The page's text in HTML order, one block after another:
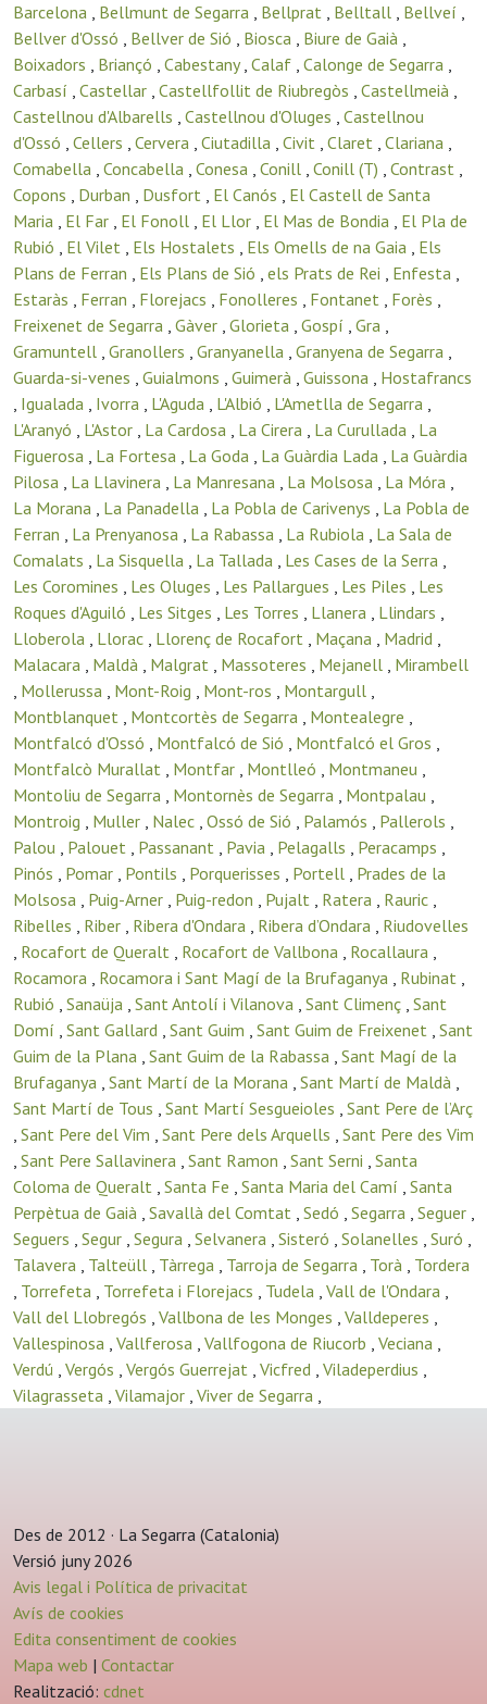
Barcelona , Bellmunt de Segarra , Bellprat , Belltall , Bellveí ,
Bellver d'Ossó , Bellver de Sió , Biosca , Biure de Gaià ,
Boixadors , Briançó , Cabestany, Calaf , Calonge de Segarra ,
Carbasí , Castellar , Castellfollit de Riubregòs , Castellmeià ,
Castellnou d'Albarells , Castellnou d'Oluges , Castellnou
d'Ossó , Cellers , Cervera , Ciutadilla , Civit , Claret , Clariana ,
Comabella , Concabella , Conesa , Conill , Conill (T) , Contrast ,
Copons , Durban , Dusfort , El Canós , El Castell de Santa
Maria , El Far , El Fonoll , El Llor , El Mas de Bondia , El Pla de
Rubió , El Vilet , Els Hostalets , Els Omells de na Gaia , Els
Plans de Ferran , Els Plans de Sió , els Prats de Rei , Enfesta ,
Estaràs , Ferran , Florejacs , Fonolleres , Fontanet , Forès ,
Freixenet de Segarra , Gàver , Glorieta , Gospí , Gra ,
Gramuntell , Granollers , Granyanella , Granyena de Segarra ,
Guarda-si-venes , Guialmons , Guimerà , Guissona , Hostafrancs
, Igualada , Ivorra , L'Aguda , L'Albió , L'Ametlla de Segarra ,
L'Aranyó , L'Astor , La Cardosa , La Cirera , La Curullada , La
Figuerosa , La Fortesa , La Goda , La Guàrdia Lada , La Guàrdia
Pilosa , La Llavinera , La Manresana , La Molsosa , La Móra ,
La Morana , La Panadella , La Pobla de Carivenys , La Pobla de
Ferran , La Prenyanosa , La Rabassa , La Rubiola , La Sala de
Comalats , La Sisquella , La Tallada , Les Cases de la Serra ,
Les Coromines , Les Oluges , Les Pallargues , Les Piles , Les
Roques d'Aguiló , Les Sitges , Les Torres , Llanera , Llindars ,
Lloberola , Llorac , Llorenç de Rocafort , Maçana , Madrid ,
Malacara , Maldà , Malgrat , Massoteres , Mejanell , Mirambell
, Mollerussa , Mont-Roig , Mont-ros , Montargull ,
Montblanquet , Montcortès de Segarra , Montealegre ,
Montfalcó d'Ossó , Montfalcó de Sió , Montfalcó el Gros ,
Montfalcò Murallat , Montfar , Montlleó , Montmaneu ,
Montoliu de Segarra , Montornès de Segarra , Montpalau ,
Montroig , Muller , Nalec , Ossó de Sió , Palamós , Pallerols ,
Palou , Palouet , Passanant , Pavia , Pelagalls , Peracamps ,
Pinós , Pomar , Pontils , Porquerisses , Portell , Prades de la
Molsosa , Puig-Arner , Puig-redon , Pujalt , Ratera , Rauric ,
Ribelles , Riber , Ribera d'Ondara , Ribera d’Ondara , Riudovelles
, Rocafort de Queralt , Rocafort de Vallbona , Rocallaura ,
Rocamora , Rocamora i Sant Magí de la Brufaganya , Rubinat ,
Rubió , Sanaüja , Sant Antolí i Vilanova , Sant Climenç , Sant
Domí , Sant Gallard , Sant Guim , Sant Guim de Freixenet , Sant
Guim de la Plana , Sant Guim de la Rabassa , Sant Magí de la
Brufaganya , Sant Martí de la Morana , Sant Martí de Maldà ,
Sant Martí de Tous , Sant Martí Sesgueioles , Sant Pere de l’Arç
, Sant Pere del Vim , Sant Pere dels Arquells , Sant Pere des Vim
, Sant Pere Sallavinera , Sant Ramon , Sant Serni , Santa
Coloma de Queralt , Santa Fe , Santa Maria del Camí , Santa
Perpètua de Gaià , Savallà del Comtat , Sedó , Segarra , Seguer ,
Seguers , Segur , Segura , Selvanera , Sisteró , Solanelles , Suró ,
Talavera , Talteüll , Tàrrega , Tarroja de Segarra , Torà , Tordera
, Torrefeta , Torrefeta i Florejacs , Tudela , Vall de l'Ondara ,
Vall del Llobregós , Vallbona de les Monges , Valldeperes ,
Vallespinosa , Vallferosa , Vallfogona de Riucorb , Veciana ,
Verdú , Vergós , Vergós Guerrejat , Vicfred , Viladeperdius ,
Vilagrasseta , Vilamajor , Viver de Segarra ,
Des de 2012 · La Segarra (Catalonia)
Versió juny 2026
Avis legal i Política de privacitat
Avís de cookies
Edita consentiment de cookies
Mapa web | Contactar
Realització: cdnet